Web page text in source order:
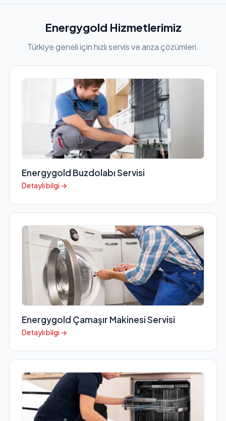
Energygold Hizmetlerimiz
Türkiye geneli için hızlı servis ve arıza çözümleri.
Energygold Buzdolabı Servisi
Detaylı bilgi →
Energygold Çamaşır Makinesi Servisi
Detaylı bilgi →